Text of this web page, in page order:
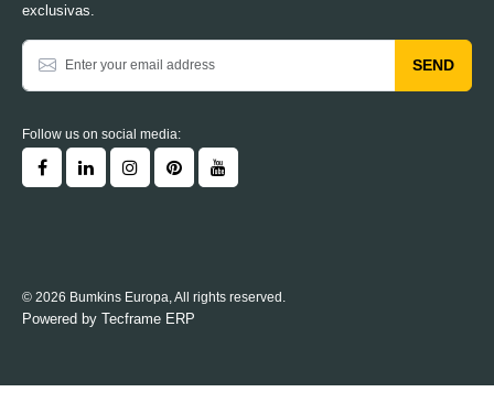
exclusivas.
SEND
Follow us on social media:
© 2026 Bumkins Europa, All rights reserved.
Powered by Tecframe ERP